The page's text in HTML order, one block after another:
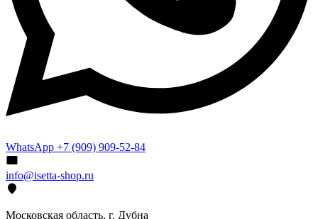
WhatsApp +7 (909) 909-52-84
info@isetta-shop.ru
Московская область, г. Дубна